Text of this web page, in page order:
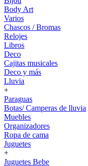
Body Art
Varios
Chascos / Bromas
Relojes
Libros
Deco
Cajitas musicales
Deco y más
Lluvia
+
Paraguas
Botas/ Camperas de lluvia
Muebles
Organizadores
Ropa de cama
Juguetes
+
Juguetes Bebe